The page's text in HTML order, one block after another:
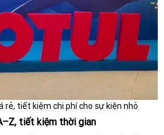
rẻ, tiết kiệm chi phí cho sự kiện nhỏ
tiết kiệm thời gian